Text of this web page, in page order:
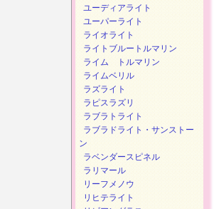
ユーディアライト
ユーパーライト
ライオライト
ライトブルートルマリン
ライム トルマリン
ライムベリル
ラズライト
ラピスラズリ
ラブラトライト
ラブラドライト・サンストー
ン
ラベンダースピネル
ラリマール
リーフメノウ
リヒテライト